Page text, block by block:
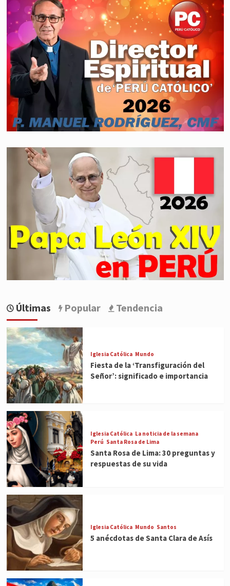
Últimas Popular Tendencia
Iglesia Católica Mundo
Fiesta de la ‘Transfiguración del
Señor’: significado e importancia
Iglesia Católica La noticia de la semana
Perú Santa Rosa de Lima
Santa Rosa de Lima: 30 preguntas y
respuestas de su vida
Iglesia Católica Mundo Santos
5 anécdotas de Santa Clara de Asís